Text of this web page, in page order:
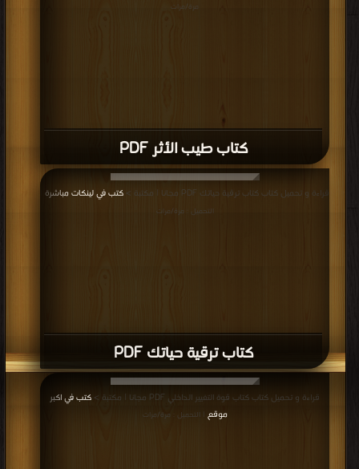
كتاب طيب الأثر PDF
مرة/مرات
كتاب ترقية حياتك PDF
قراءة و تحميل كتاب كتاب ترقية حياتك PDF مجانا | مكتبة > كتب في لينكات مباشرة
التحميل : مرة/مرات
قراءة و تحميل كتاب كتاب قوة التغيير الداخلي PDF مجانا | مكتبة >
كتب في اكبر
موقع
| التحميل : مرة/مرات